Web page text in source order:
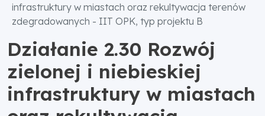
infrastruktury w miastach oraz rekultywacja terenów
zdegradowanych - IIT OPK, typ projektu B
Działanie 2.30 Rozwój
zielonej i niebieskiej
infrastruktury w miastach